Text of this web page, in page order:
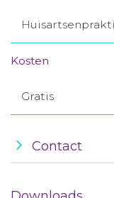
Kosten
Gratis
Contact